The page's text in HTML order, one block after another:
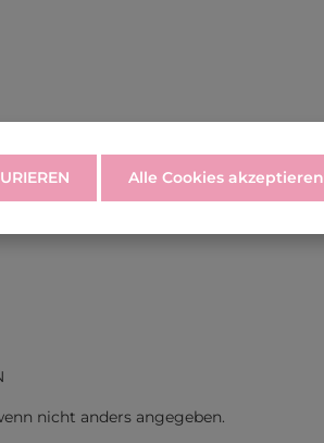
nicht anders angegeben.
Alle Cookies akzeptieren